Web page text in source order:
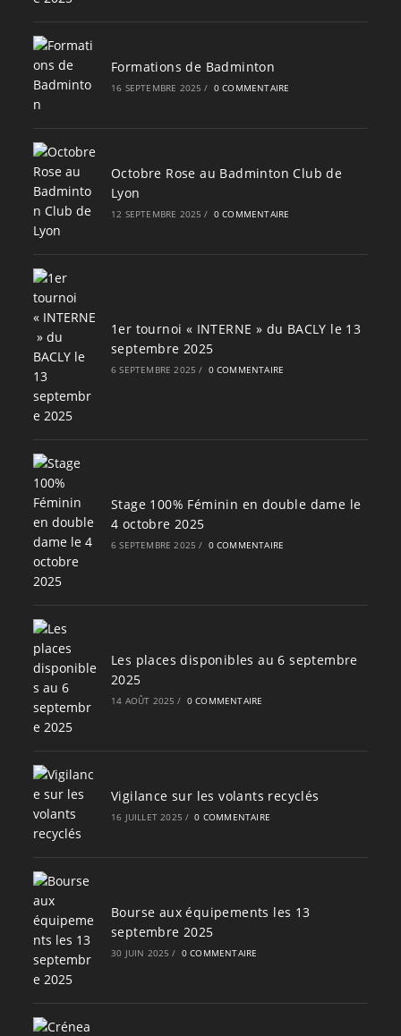
Formations de Badminton
16 SEPTEMBRE 2025 / 0 COMMENTAIRE
Octobre Rose au Badminton Club de
Lyon
12 SEPTEMBRE 2025 / 0 COMMENTAIRE
1er tournoi « INTERNE » du BACLY le 13
septembre 2025
6 SEPTEMBRE 2025 / 0 COMMENTAIRE
Stage 100% Féminin en double dame le
4 octobre 2025
6 SEPTEMBRE 2025 / 0 COMMENTAIRE
Les places disponibles au 6 septembre
2025
14 AOÛT 2025 / 0 COMMENTAIRE
Vigilance sur les volants recyclés
16 JUILLET 2025 / 0 COMMENTAIRE
Bourse aux équipements les 13
septembre 2025
30 JUIN 2025 / 0 COMMENTAIRE